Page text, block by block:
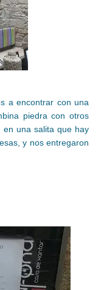
a encontrar con una
piedra con otros
en una salita que hay
y nos entregaron